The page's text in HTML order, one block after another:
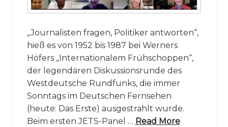
„Journalisten fragen, Politiker antworten“,
hieß es von 1952 bis 1987 bei Werners
Höfers „Internationalem Frühschoppen“,
der legendären Diskussionsrunde des
Westdeutsche Rundfunks, die immer
Sonntags im Deutschen Fernsehen
(heute: Das Erste) ausgestrahlt wurde.
Beim ersten JETS-Panel … Read More